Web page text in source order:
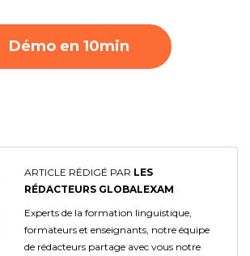
Démo en 10min
ARTICLE RÉDIGÉ PAR LES
RÉDACTEURS GLOBALEXAM
Experts de la formation linguistique,
formateurs et enseignants, notre équipe
de rédacteurs partage avec vous notre